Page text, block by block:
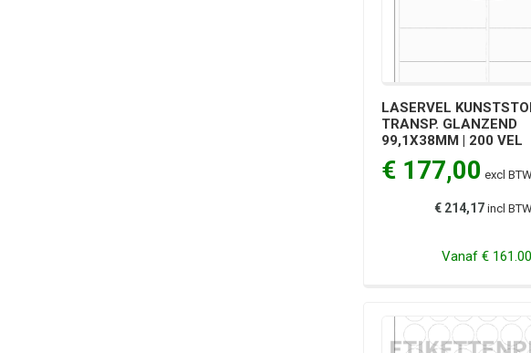
LASERVEL
TRANSP. GLANZEND
99,1X38MM | 200 VEL
€ 177,00 excl
€ 214,17incl
Vanaf€ 161.00